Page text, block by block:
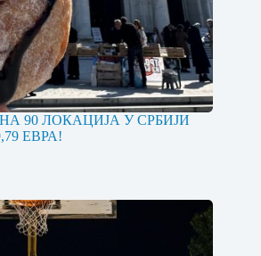
90 ЛОКАЦИЈА У СРБИЈИ
ЕВРА!